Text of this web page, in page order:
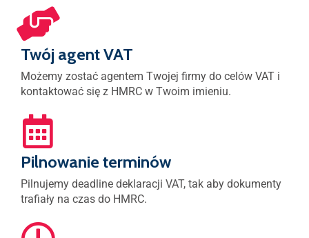
Twój agent VAT
Możemy zostać agentem Twojej firmy do celów VAT i
kontaktować się z HMRC w Twoim imieniu.
Pilnowanie terminów
Pilnujemy deadline deklaracji VAT, tak aby dokumenty
trafiały na czas do HMRC.